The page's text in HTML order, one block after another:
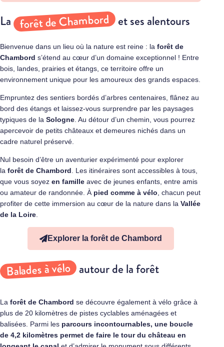
La forêt de Chambord et ses alentours
Bienvenue dans un lieu où la nature est reine : la forêt de
Chambord s’étend au cœur d’un domaine exceptionnel ! Entre
bois, landes, prairies et étangs, ce territoire offre un
environnement unique pour les amoureux des grands espaces.
Empruntez des sentiers bordés d’arbres centenaires, flânez au
bord des étangs et laissez-vous surprendre par les paysages
typiques de la Sologne. Au détour d’un chemin, vous pourrez
apercevoir de petits châteaux et demeures nichés dans un
cadre naturel préservé.
Nul besoin d’être un aventurier expérimenté pour explorer
la forêt de Chambord. Les itinéraires sont accessibles à tous,
que vous soyez en famille avec de jeunes enfants, entre amis
ou amateur de randonnée. À pied comme à vélo, chacun peut
profiter de cette immersion au cœur de la nature dans la Vallée
de la Loire.
Explorer la forêt de Chambord
Balades à vélo autour de la forêt
La forêt de Chambord se découvre également à vélo grâce à
plus de 20 kilomètres de pistes cyclables aménagées et
balisées. Parmi les parcours incontournables, une boucle
de 4,2 kilomètres permet de faire le tour du château en